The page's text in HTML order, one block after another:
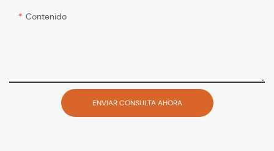
Contenido
ENVIAR CONSULTA AHORA